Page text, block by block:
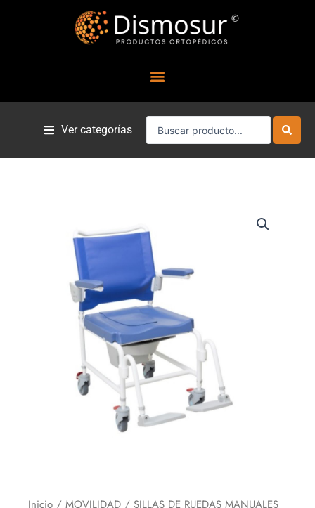
Ver categorías
Inicio / MOVILIDAD / SILLAS DE RUEDAS MANUALES